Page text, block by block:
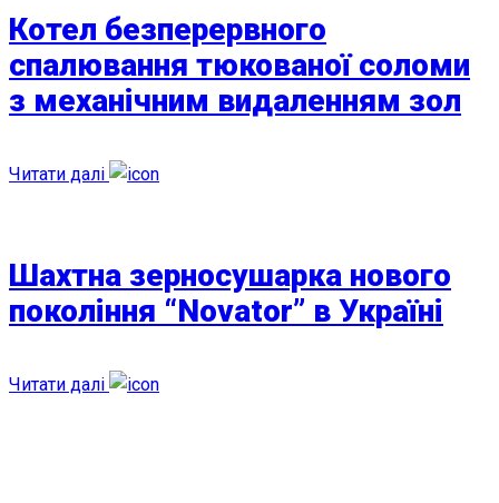
Котел безперервного
спалювання тюкованої соломи
з механічним видаленням зол
Читати далі
Шахтна зерносушарка нового
покоління “Novator” в Україні
Читати далі